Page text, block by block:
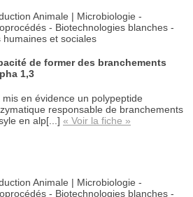
Animale | Microbiologie -
- Biotechnologies blanches -
humaines et sociales
de former des branchements
1,3
mis en évidence un polypeptide
responsable de branchements
en alp[...] « Voir la fiche »
Animale | Microbiologie -
- Biotechnologies blanches -